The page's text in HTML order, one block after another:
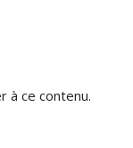
à ce contenu.